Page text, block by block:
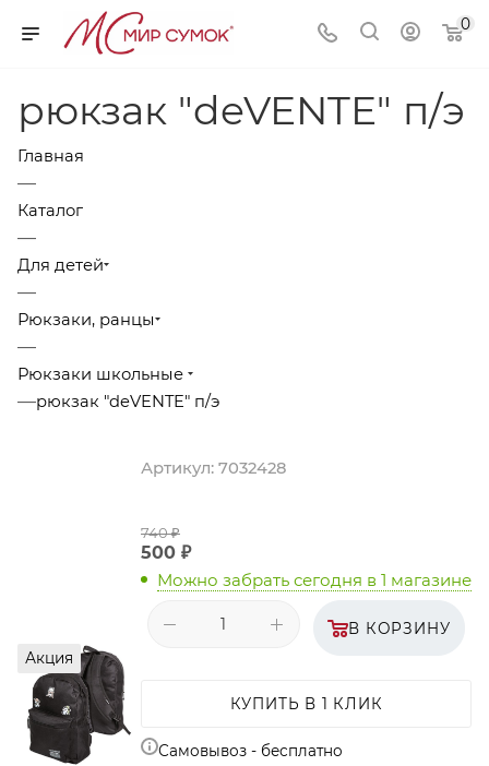
0
рюкзак "deVENTE" п/э
Главная
—
Каталог
—
Для детей
—
Рюкзаки, ранцы
—
Рюкзаки школьные
—рюкзак "deVENTE" п/э
Акция
Артикул: 7032428
740₽
500 ₽
Можно забрать сегодня в 1 магазине
В КОРЗИНУ
КУПИТЬ В 1 КЛИК
Самовывоз - бесплатно